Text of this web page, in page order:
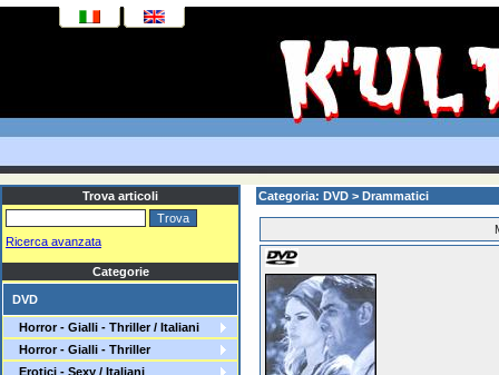
Trova articoli
Ricerca avanzata
Categorie
DVD
Horror - Gialli - Thriller / Italiani
Horror - Gialli - Thriller
Erotici - Sexy / Italiani
Categoria: DVD > Drammatici